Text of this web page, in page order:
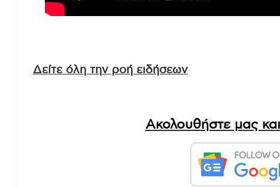
Δείτε όλη την ροή ειδήσεων
Ακολουθήστε μας